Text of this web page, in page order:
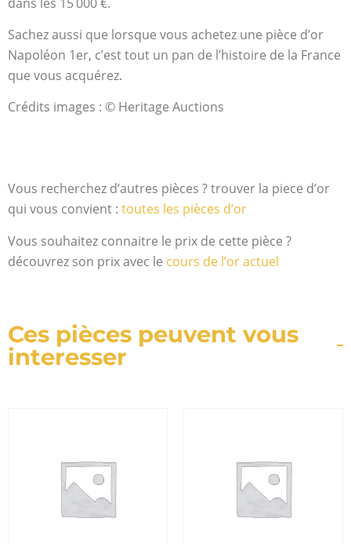
Sachez aussi que lorsque vous achetez une pièce d’or
Napoléon 1er, c’est tout un pan de l’histoire de la France
que vous acquérez.
Crédits images : © Heritage Auctions
Vous recherchez d’autres pièces ? trouver la piece d’or
qui vous convient : toutes les pièces d’or
Vous souhaitez connaitre le prix de cette pièce ?
découvrez son prix avec le cours de l’or actuel
Ces pièces peuvent vous
interesser